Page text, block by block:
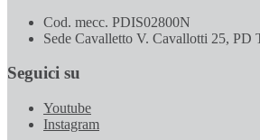
Cod. mecc. PDIS02800N
Sede Cavalletto V. Cavallotti 25, PD
Seguici su
Youtube
Instagram